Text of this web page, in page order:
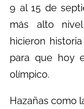
9 al 15 de
más alto
hicieron
para que hoy
olímpico.
Hazañas como